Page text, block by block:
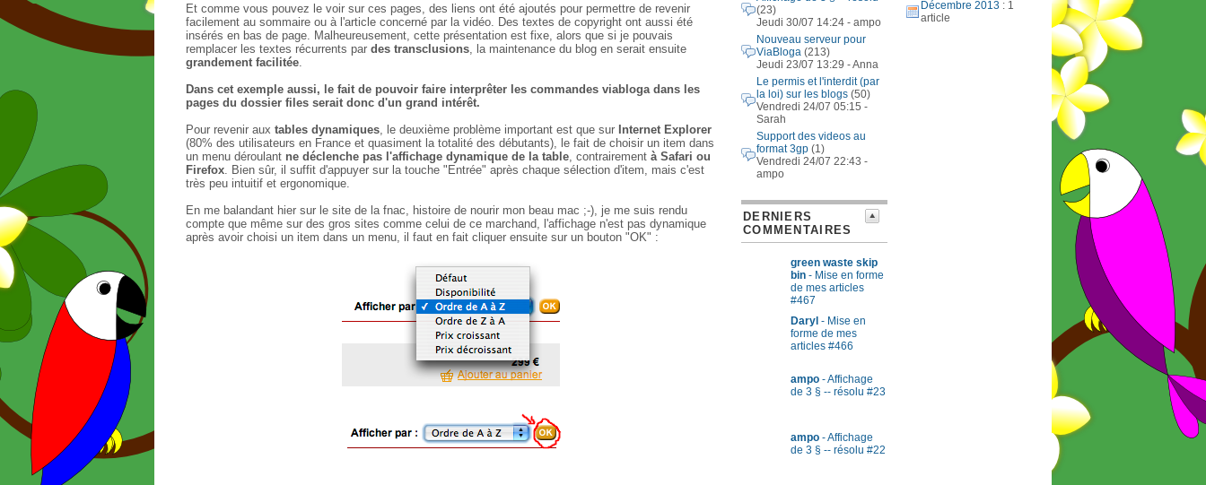
Et comme vous pouvez le voir sur ces pages, des liens ont été ajoutés pour permettre de revenir
facilement au sommaire ou à l'article concerné par la vidéo. Des textes de copyright ont aussi été
insérés en bas de page. Malheureusement, cette présentation est fixe, alors que si je pouvais
remplacer les textes récurrents par des transclusions , la maintenance du blog en serait ensuite
grandement facilitée
Dans cet exemple aussi, le fait de pouvoir faire interprêter les commandes viabloga dans les
pages du dossier files serait donc d'un grand intérêt.
Pour revenir aux tables dynamiques , le deuxième problème important est que sur Internet Explorer
(80% des utilisateurs en France et quasiment la totalité des débutants), le fait de choisir un item dans
un menu déroulant ne déclenche pas l'affichage dynamique de la table , contrairement à Safari ou
Firefox . Bien sûr, il suffit d'appuyer sur la touche "Entrée" après chaque sélection d'item, mais c'est
très peu intuitif et ergonomique.
En me balandant hier sur le site de la fnac, histoire de nourir mon beau mac ;-), je me suis rendu
compte que même sur des gros sites comme celui de ce marchand, l'affichage n'est pas dynamique
après avoir choisi un item dans un menu, il faut en fait cliquer ensuite sur un bouton "OK" :
(23)
Jeudi 30/07 14:24 - ampo
Nouveau serveur pour
ViaBloga (213)
Jeudi 23/07 13:29 - Anna
Le permis et l'interdit (par
la loi) sur les blogs (50)
Vendredi 24/07 05:15 -
Sarah
Support des videos au
format 3gp (1)
Vendredi 24/07 22:43 -
ampo
DERNIERS
COMMENTAIRES
green waste skip
bin - Mise en forme
de mes articles
#467
Daryl - Mise en
forme de mes
articles #466
ampo - Affichage
de 3 § -- résolu #23
ampo - Affichage
de 3 § -- résolu #22
Décembre 2013 : 1
article